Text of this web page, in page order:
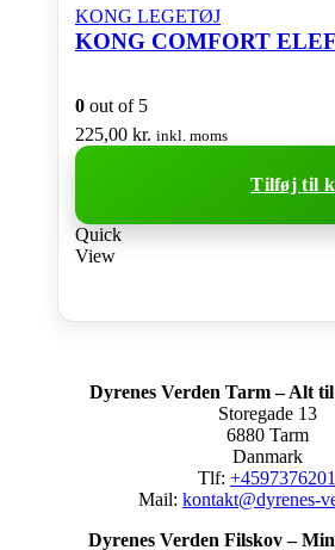
KONG LEGETØJ
KONG COMFORT
0 out of 5
225,00 kr. inkl. moms
Tilføj til
Quick
View
Dyrenes Verden Tarm – Alt
Storegade 13
6880 Tarm
Danmark
Tlf: +4597376201
Mail: kontakt@dyrenes-
Dyrenes Verden Filskov –